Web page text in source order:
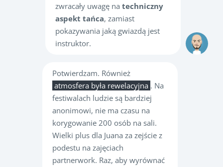
zwracały uwagę natechniczny
aspekt tańca, zamiast
pokazywania jaką gwiazdą jest
instruktor.
Potwierdzam. Również
atmosfera była rewelacyjna . Na
festiwalach ludzie są bardziej
anonimowi, nie ma czasu na
korygowanie 200 osób na sali.
Wielki plus dla Juana za zejście z
podestu na zajęciach
partnerwork. Raz, aby wyrównać